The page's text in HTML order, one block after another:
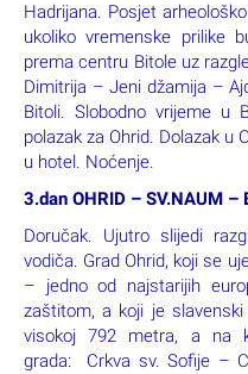
Hadrijana. Posjet
ukoliko vremenske prilike
prema centru Bitole uz
Dimitrija – Jeni džamija –
Bitoli. Slobodno vrijeme u
polazak za Ohrid. Dolazak u
u hotel. Noćenje.
3.dan OHRID – SV.NAUM –
Doručak. Ujutro slijedi
vodiča. Grad Ohrid, koji se
– jedno od najstarijih
zaštitom, a koji je
visokoj 792 metra, a na
grada: Crkva sv. Sofije –